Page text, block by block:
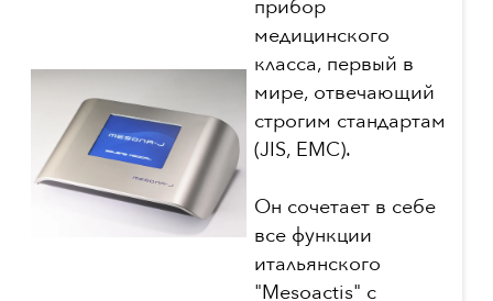
прибор
медицинского
класса, первый в
мире, отвечающий
строгим стандартам
(JIS, EMC).
Он сочетает в себе
все функции
итальянского
"Mesoactis" с